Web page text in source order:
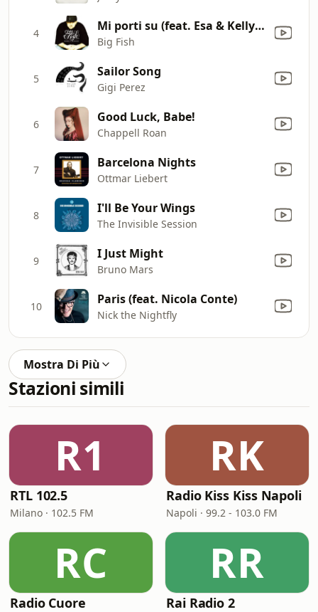
4 Mi porti su (feat. Esa & Kelly Joyce)
Big Fish
5 Sailor Song
Gigi Perez
6 Good Luck, Babe!
Chappell Roan
7 Barcelona Nights
Ottmar Liebert
8 I'll Be Your Wings
The Invisible Session
9 I Just Might
Bruno Mars
10 Paris (feat. Nicola Conte)
Nick the Nightfly
Mostra Di Più
Stazioni simili
R1
RTL 102.5
Milano · 102.5 FM
RK
Radio Kiss Kiss Napoli
Napoli · 99.2 - 103.0 FM
RC
Radio Cuore
RR
Rai Radio 2